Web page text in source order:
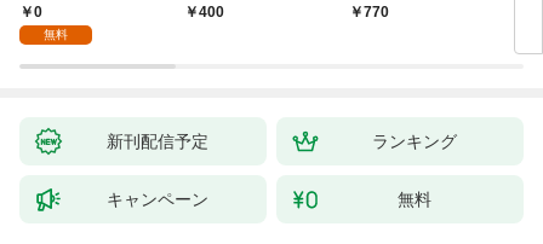
した(1)
0
無料
￥400
叩き折っていたら、い
770
新刊配信予定 ランキング
キャンペーン 無料